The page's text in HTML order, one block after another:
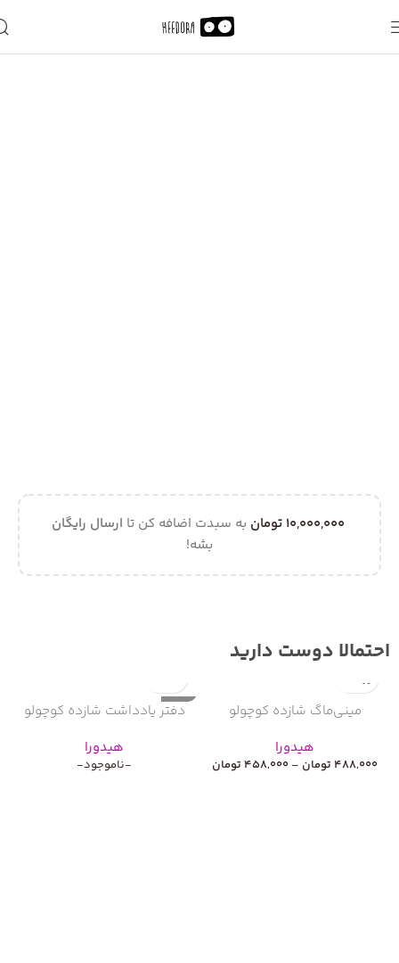
10,000,000 تومان به سبدت اضافه کن تا ارسال رایگان
بشه!
احتمالا دوست دارید
مینی‌ماگ شازده کوچولو
هیدورا
488,000 تومان –
458,000 تومان
ناموجود
دفتر یادداشت شازده کوچولو
هیدورا
-ناموجود-